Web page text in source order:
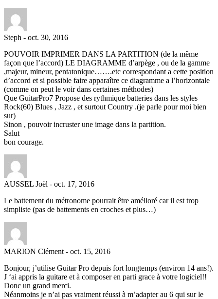
Steph - oct. 30, 2016
POUVOIR IMPRIMER DANS LA PARTITION (de la même
façon que l’accord) LE DIAGRAMME d’arpège , ou de la gamme
,majeur, mineur, pentatonique…….etc correspondant a cette position
d’accord et si possible faire apparaître ce diagramme a l’horizontale
(comme on peut le voir dans certaines méthodes)
Que GuitarPro7 Propose des rythmique batteries dans les styles
Rock(60) Blues , Jazz , et surtout Country .(je parle pour moi bien
sur)
Sinon , pouvoir incruster une image dans la partition.
Salut
bon courage.
AUSSEL Joël - oct. 17, 2016
Le battement du métronome pourrait être amélioré car il est trop
simpliste (pas de battements en croches et plus…)
MARION Clément - oct. 15, 2016
Bonjour, j’utilise Guitar Pro depuis fort longtemps (environ 14 ans!).
J ‘ai appris la guitare et à composer en parti grace à votre logiciel!!
Donc un grand merci.
Néanmoins je n’ai pas vraiment réussi à m’adapter au 6 qui sur le